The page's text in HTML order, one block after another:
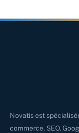
Novatis est
commerce, SEO,